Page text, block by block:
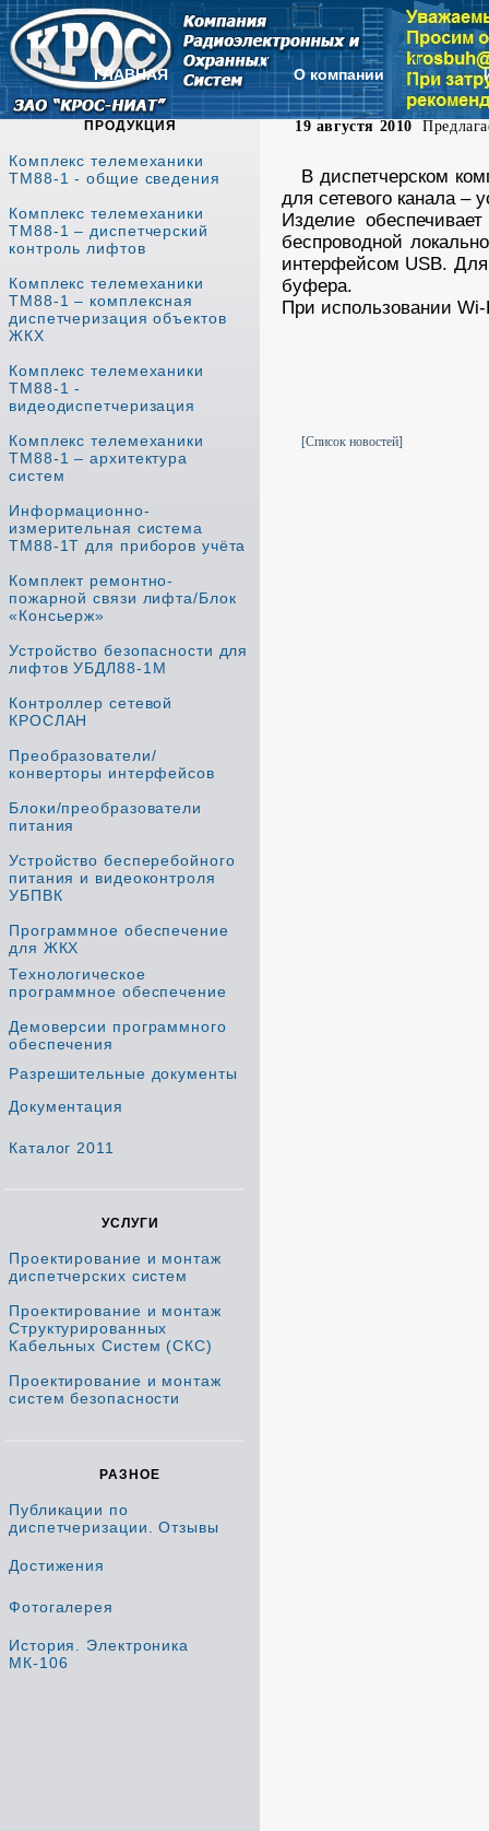
ГЛАВНАЯ
ПРОДУКЦИЯ
Комплекс телемеханики
ТМ88-1 - общие сведения
Комплекс телемеханики
ТМ88-1 – диспетчерский
контроль лифтов
Комплекс телемеханики
ТМ88-1 – комплексная
диспетчеризация объектов
ЖКХ
Комплекс телемеханики
ТМ88-1 -
видеодиспетчеризация
Комплекс телемеханики
ТМ88-1 – архитектура
систем
Информационно-
измерительная система
ТМ88-1Т для приборов учёта
Комплект ремонтно-
пожарной связи лифта/Блок
«Консьерж»
Устройство безопасности для
лифтов УБДЛ88-1М
Контроллер сетевой
КРОСЛАН
Преобразователи/
конверторы интерфейсов
Блоки/преобразователи
питания
Устройство бесперебойного
питания и видеоконтроля
УБПВК
Программное обеспечение
для ЖКХ
Технологическое
программное обеспечение
Демоверсии программного
обеспечения
Разрешительные документы
Документация
Каталог 2011
УСЛУГИ
Проектирование и монтаж
диспетчерских систем
Проектирование и монтаж
Структурированных
Кабельных Систем (СКС)
Проектирование и монтаж
систем безопасности
РАЗНОЕ
Публикации по
диспетчеризации. Отзывы
Достижения
Фотогалерея
История. Электроника
МК-106
О компании
19 августя 2010
В диспетчерском
для сетевого канала –
Изделие
беспроводной
интерфейсом USB. Для
буфера.
При использовании
[Список новостей]